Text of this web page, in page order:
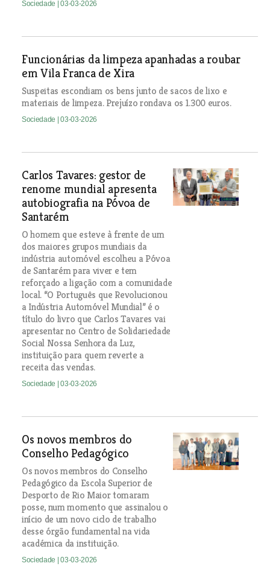
Sociedade | 03-03-2026
Funcionárias da limpeza apanhadas a roubar
em Vila Franca de Xira
Suspeitas escondiam os bens junto de sacos de lixo e
materiais de limpeza. Prejuízo rondava os 1.300 euros.
Sociedade | 03-03-2026
Carlos Tavares: gestor de
renome mundial apresenta
autobiografia na Póvoa de
Santarém
O homem que esteve à frente de um
dos maiores grupos mundiais da
indústria automóvel escolheu a Póvoa
de Santarém para viver e tem
reforçado a ligação com a comunidade
local. “O Português que Revolucionou
a Indústria Automóvel Mundial” é o
título do livro que Carlos Tavares vai
apresentar no Centro de Solidariedade
Social Nossa Senhora da Luz,
instituição para quem reverte a
receita das vendas.
Sociedade | 03-03-2026
Os novos membros do
Conselho Pedagógico
Os novos membros do Conselho
Pedagógico da Escola Superior de
Desporto de Rio Maior tomaram
posse, num momento que assinalou o
início de um novo ciclo de trabalho
desse órgão fundamental na vida
académica da instituição.
Sociedade | 03-03-2026